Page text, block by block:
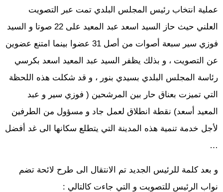
عملية انتخاب رئيس المجلس البلدي تمت عبر التصويت
العلني حيث حاز السيد اسعد عبد المعيد على 22 صوتا و السيد
فوزي سير سبعة أصوات من أصل 31 عضوا بينما امتنع عضوين
عن التصويت ، و بذلك يظفر السيد عبد المعيد اسعد بكرسي
رئاسة المجلس البلدي بسيدي بنور ، و قد شكلت هذه اللحظة
التي تميزت بعناق حار بين المرشحين ( فوزي سير و عبد
المعيد أسعد) نقطة انطلاق لعمل جاد و مسؤول من الطرفين
لأجل خدمة تنمية هذه المدينة التي يتطلع سكانها الى غد أفضل
…
و بعد كلمة للرئيس الجديد تم الانتقال الى طرح لائحة تضم
نواب الرئيس للتصويت و التي جاءت كالتالي :